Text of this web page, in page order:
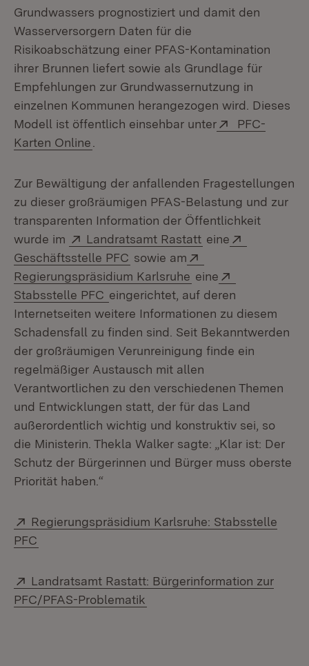
Grundwassers prognostiziert und damit den
Wasserversorgern Daten für die
Risikoabschätzung einer PFAS-Kontamination
ihrer Brunnen liefert sowie als Grundlage für
Empfehlungen zur Grundwassernutzung in
einzelnen Kommunen herangezogen wird. Dieses
Modell ist öffentlich einsehbar unter
Extern:
PFC-
Karten Online
Zur Bewältigung der anfallenden Fragestellungen
zu dieser großräumigen PFAS-Belastung und zur
transparenten Information der Öffentlichkeit
wurde im
Extern:
Landratsamt Rastatt (Öffnet in neuem
eine
Geschäftsstelle PFC (Öffnet in neuem Fenster)
sowie am
Regierungspräsidium Karlsruhe (Öffnet in neuem
eine
Stabsstelle PFC (Öffnet in neuem Fenster)
eingerichtet, auf deren
Internetseiten weitere Informationen zu diesem
Schadensfall zu finden sind. Seit Bekanntwerden
der großräumigen Verunreinigung finde ein
regelmäßiger Austausch mit allen
Verantwortlichen zu den verschiedenen Themen
und Entwicklungen statt, der für das Land
außerordentlich wichtig und konstruktiv sei, so
die Ministerin. Thekla Walker sagte: „Klar ist: Der
Schutz der Bürgerinnen und Bürger muss oberste
Priorität haben.“
Extern:
Regierungspräsidium Karlsruhe: Stabsstelle
PFC
Extern:
Landratsamt Rastatt: Bürgerinformation zur
PFC/PFAS-Problematik